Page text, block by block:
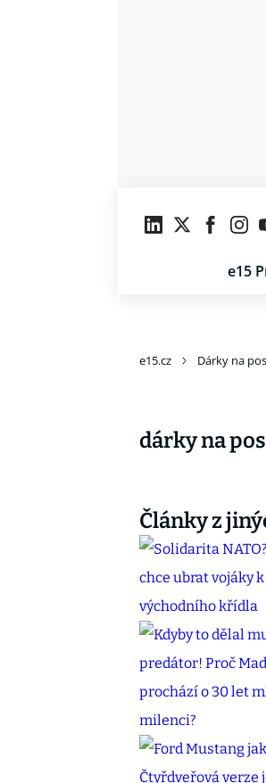
e15
e15.cz Dárky na
dárky na
Články z